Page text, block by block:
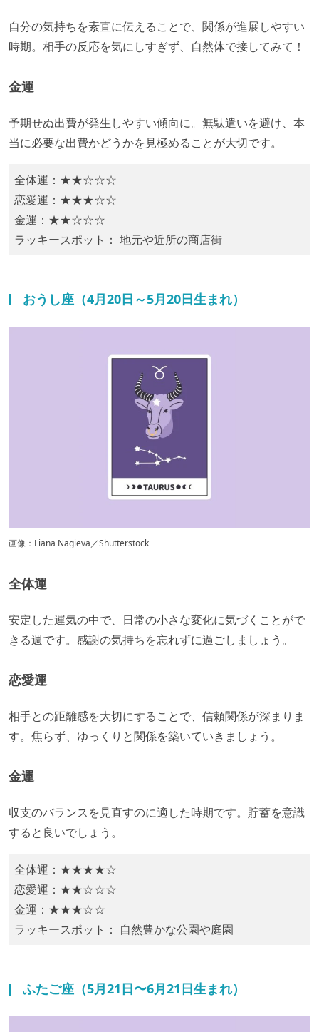
自分の気持ちを素直に伝えることで、関係が進展しやすい
時期。相手の反応を気にしすぎず、自然体で接してみて！
金運
予期せぬ出費が発生しやすい傾向に。無駄遣いを避け、本
当に必要な出費かどうかを見極めることが大切です。
全体運：★★☆☆☆
恋愛運：★★★☆☆
金運：★★☆☆☆
ラッキースポット： 地元や近所の商店街
おうし座（4月20日～5月20日生まれ）
画像：Liana Nagieva／Shutterstock
全体運
安定した運気の中で、日常の小さな変化に気づくことがで
きる週です。感謝の気持ちを忘れずに過ごしましょう。
恋愛運
​​相手との距離感を大切にすることで、信頼関係が深まりま
す。焦らず、ゆっくりと関係を築いていきましょう。
金運
​​収支のバランスを見直すのに適した時期です。貯蓄を意識
すると良いでしょう。
全体運：★★★★☆
恋愛運：★★☆☆☆
金運：★★★☆☆
ラッキースポット： 自然豊かな公園や庭園
ふたご座（5月21日〜6月21日生まれ）